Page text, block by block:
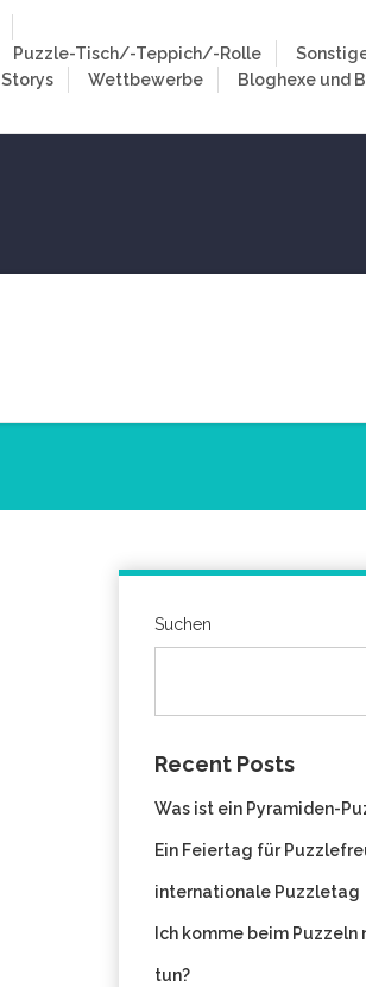
Puzzle-Tisch/-Teppich/-Rolle
Storys Wettbewerbe
Bloghexe und
Suchen
Recent Posts
Was ist ein Pyramiden-
Ein Feiertag für
internationale Puzzletag
Ich komme beim
tun?